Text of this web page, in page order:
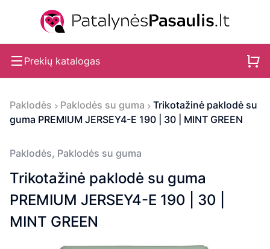
Prekių katalogas
Paklodės Paklodės su guma
Trikotažinė paklodė su
guma PREMIUM JERSEY4-E 190 | 30 | MINT GREEN
Paklodės, Paklodės su guma
Trikotažinė paklodė su guma
PREMIUM JERSEY4-E 190 | 30 |
MINT GREEN